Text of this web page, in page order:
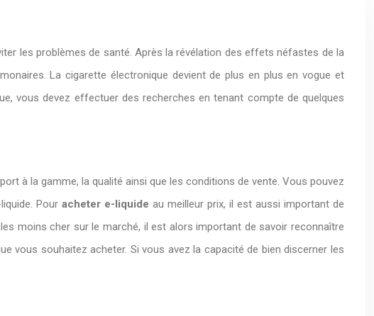
les problèmes de santé. Après la révélation des effets néfastes de la
La cigarette électronique devient de plus en plus en vogue et
vous devez effectuer des recherches en tenant compte de quelques
à la gamme, la qualité ainsi que les conditions de vente. Vous pouvez
Pour acheter e-liquide au meilleur prix, il est aussi important de
moins cher sur le marché, il est alors important de savoir reconnaître
vous souhaitez acheter. Si vous avez la capacité de bien discerner les